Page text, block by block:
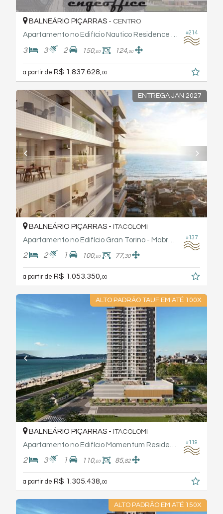
#214
BALNEÁRIO PIÇARRAS - CENTRO
Apartamento no Edifício Nautico Residence - Engeoffice
3 3 2 150,00 124,00
a partir de R$ 1.837.628, 00
ENTREGA JAN 2027
#137
BALNEÁRIO PIÇARRAS - ITACOLOMI
Apartamento no Edifício Gran Torino - Mabrem Maiochi
2 2 1 100,00 77,30
a partir de R$ 1.053.350,00
ALTO PADRÃO TAUF EM ATÉ 100X
#119
BALNEÁRIO PIÇARRAS - ITACOLOMI
2 3 1 110,00 85,82
a partir de R$ 1.305.438, 00
ALTO PADRÃO EM ATÉ 150X